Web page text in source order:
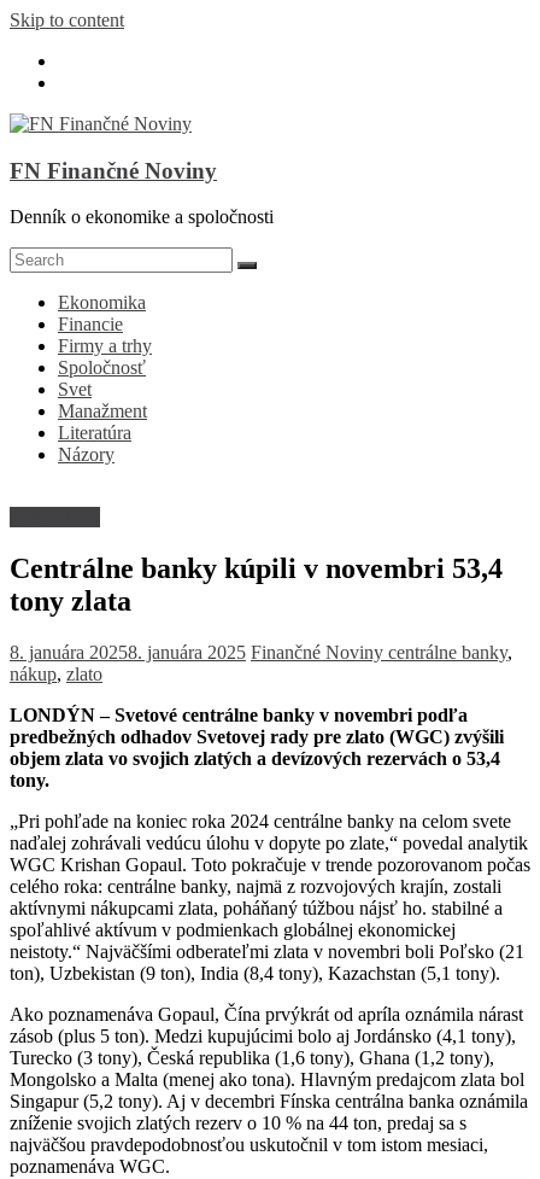
Skip to content
FN Finančné Noviny
Denník o ekonomike a spoločnosti
Ekonomika
Financie
Firmy a trhy
Spoločnosť
Svet
Manažment
Literatúra
Názory
Centrálne banky kúpili v novembri 53,4
tony zlata
8. januára 20258. januára 2025 Finančné Noviny centrálne banky,
nákup, zlato
LONDÝN –Svetové centrálne banky v novembri podľa
predbežných odhadov Svetovej rady pre zlato (WGC) zvýšili
objem zlata vo svojich zlatých a devízových rezervách o 53,4
tony.
„Pri pohľade na koniec roka 2024 centrálne banky na celom svete
naďalej zohrávali vedúcu úlohu v dopyte po zlate,“ povedal analytik
WGC Krishan Gopaul. Toto pokračuje v trende pozorovanom počas
celého roka: centrálne banky, najmä z rozvojových krajín, zostali
aktívnymi nákupcami zlata, poháňaný túžbou nájsť ho. stabilné a
spoľahlivé aktívum v podmienkach globálnej ekonomickej
neistoty.“ Najväčšími odberateľmi zlata v novembri boli Poľsko (21
ton), Uzbekistan (9 ton), India (8,4 tony), Kazachstan (5,1 tony).
Ako poznamenáva Gopaul, Čína prvýkrát od apríla oznámila nárast
zásob (plus 5 ton). Medzi kupujúcimi bolo aj Jordánsko (4,1 tony),
Turecko (3 tony), Česká republika (1,6 tony), Ghana (1,2 tony),
Mongolsko a Malta (menej ako tona). Hlavným predajcom zlata bol
Singapur (5,2 tony). Aj v decembri Fínska centrálna banka oznámila
zníženie svojich zlatých rezerv o 10 % na 44 ton, predaj sa s
najväčšou pravdepodobnosťou uskutočnil v tom istom mesiaci,
poznamenáva WGC.